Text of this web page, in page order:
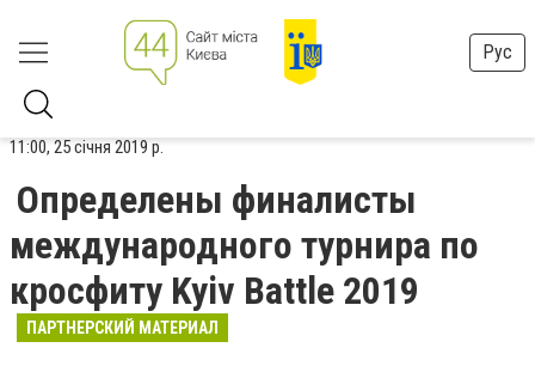
Рус
11:00, 25 січня 2019 р.
Определены финалисты
международного турнира по
кросфиту Kyiv Battle 2019
ПАРТНЕРСКИЙ МАТЕРИАЛ